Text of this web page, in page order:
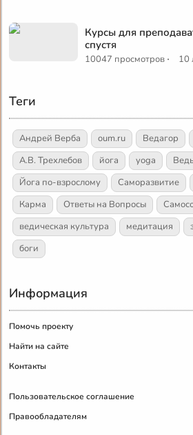
Курсы для
спустя
10047 просмотров · 10
Теги
Андрей Верба oum.ru Ведагор
А.В. Трехлебов
йога yoga
Йога по-взрослому
Саморазвитие
Карма
Ответы на Вопросы
ведическая культура
медитация
боги
Информация
Помочь проекту
Найти на сайте
Контакты
Пользовательское соглашение
Правообладателям